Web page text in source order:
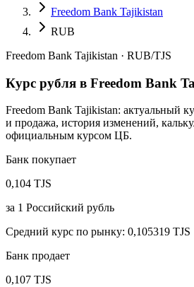
Freedom Bank Tajikistan
RUB
Freedom Bank Tajikistan · RUB/TJS
Курс рубля в Freedom Bank
Freedom Bank Tajikistan: актуальный
и продажа, история изменений,
официальным курсом ЦБ.
Банк покупает
0,104 TJS
за 1 Российский рубль
Средний курс по рынку: 0,105319 TJS
Банк продает
0,107 TJS